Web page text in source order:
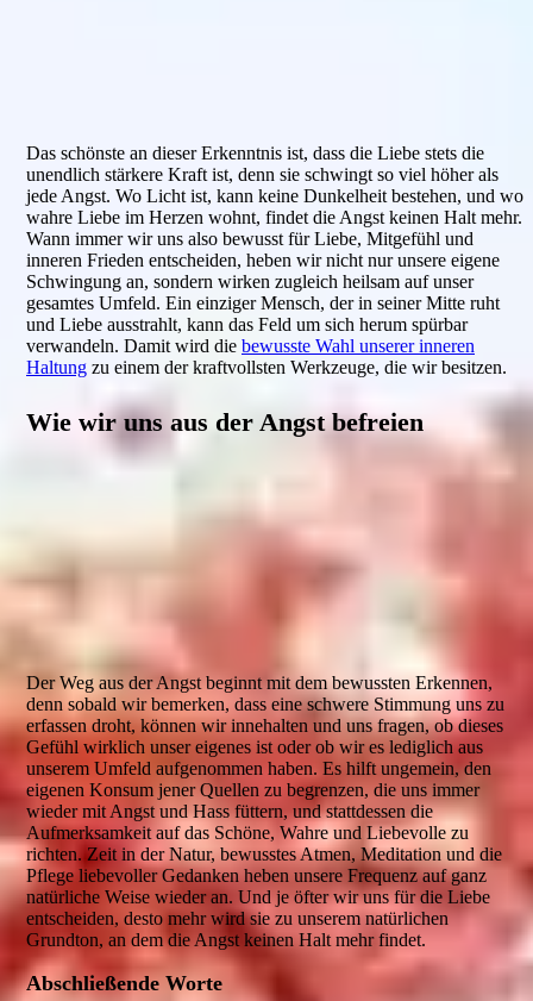
Das schönste an dieser Erkenntnis ist, dass die Liebe stets die
unendlich stärkere Kraft ist, denn sie schwingt so viel höher als
jede Angst. Wo Licht ist, kann keine Dunkelheit bestehen, und wo
wahre Liebe im Herzen wohnt, findet die Angst keinen Halt mehr.
Wann immer wir uns also bewusst für Liebe, Mitgefühl und
inneren Frieden entscheiden, heben wir nicht nur unsere eigene
Schwingung an, sondern wirken zugleich heilsam auf unser
gesamtes Umfeld. Ein einziger Mensch, der in seiner Mitte ruht
und Liebe ausstrahlt, kann das Feld um sich herum spürbar
verwandeln. Damit wird die bewusste Wahl unserer inneren
Haltung zu einem der kraftvollsten Werkzeuge, die wir besitzen.
Wie wir uns aus der Angst befreien
Der Weg aus der Angst beginnt mit dem bewussten Erkennen,
denn sobald wir bemerken, dass eine schwere Stimmung uns zu
erfassen droht, können wir innehalten und uns fragen, ob dieses
Gefühl wirklich unser eigenes ist oder ob wir es lediglich aus
unserem Umfeld aufgenommen haben. Es hilft ungemein, den
eigenen Konsum jener Quellen zu begrenzen, die uns immer
wieder mit Angst und Hass füttern, und stattdessen die
Aufmerksamkeit auf das Schöne, Wahre und Liebevolle zu
richten. Zeit in der Natur, bewusstes Atmen, Meditation und die
Pflege liebevoller Gedanken heben unsere Frequenz auf ganz
natürliche Weise wieder an. Und je öfter wir uns für die Liebe
entscheiden, desto mehr wird sie zu unserem natürlichen
Grundton, an dem die Angst keinen Halt mehr findet.
Abschließende Worte